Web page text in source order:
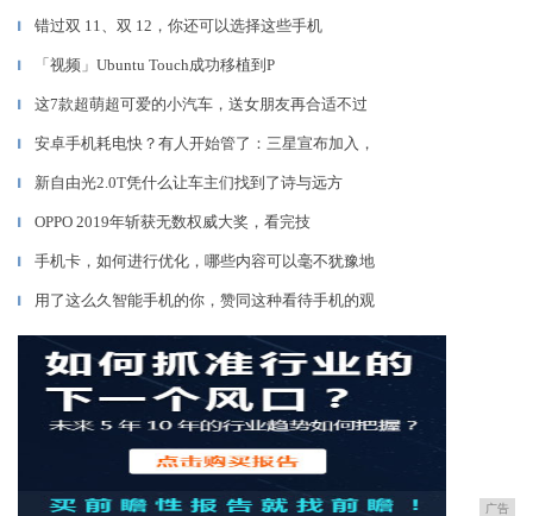
▎ 错过双 11、双 12，你还可以选择这些手机
▎ 「视频」Ubuntu Touch成功移植到P
▎ 这7款超萌超可爱的小汽车，送女朋友再合适不过
▎ 安卓手机耗电快？有人开始管了：三星宣布加入，
▎ 新自由光2.0T凭什么让车主们找到了诗与远方
▎ OPPO 2019年斩获无数权威大奖，看完技
▎ 手机卡，如何进行优化，哪些内容可以毫不犹豫地
▎ 用了这么久智能手机的你，赞同这种看待手机的观
广告